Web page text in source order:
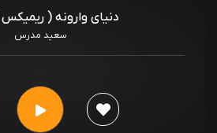
دنیای وارونه ( ریمیکس 2025 )
سعید مدرس